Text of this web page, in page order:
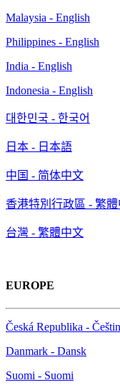
Malaysia - English
Philippines - English
India - English
Indonesia - English
대한민국 - 한국어
日本 - 日本語
中国 - 简体中文
香港特別行政區 - 繁
台灣 - 繁體中文
EUROPE
Česká Republika -
Danmark - Dansk
Suomi - Suomi